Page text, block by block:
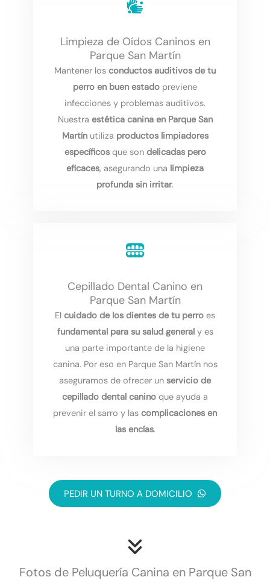
Limpieza de Oídos Caninos en
Parque San Martín
Mantener los conductos auditivos de tu
perro en buen estado previene
infecciones y problemas auditivos.
Nuestra estética canina en Parque San
Martínutiliza productos limpiadores
específicosque son delicadas pero
eficaces, asegurando una limpieza
profunda sin irritar.
Cepillado Dental Canino en
Parque San Martín
El cuidado de los dientes de tu perro es
fundamental para su salud generaly es
una parte importante de la higiene
canina. Por eso en Parque San Martín nos
aseguramos de ofrecer un servicio de
cepillado dental canino que ayuda a
prevenir el sarro y las complicaciones en
las encías.
PEDIR UN TURNO A DOMICILIO
Fotos de Peluquería Canina en Parque San